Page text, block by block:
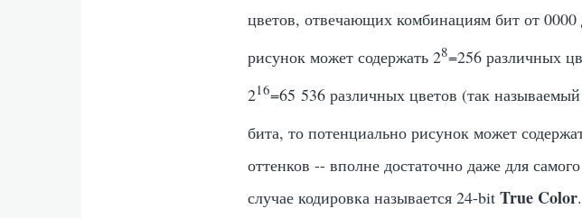
цветов, отвечающих комбинациям бит от
рисунок может содержать 28=256 различных
216=65 536 различных цветов (так
бита, то потенциально рисунок может
оттенков -- вполне достаточно даже для
случае кодировка называется 24-bitTrue Color